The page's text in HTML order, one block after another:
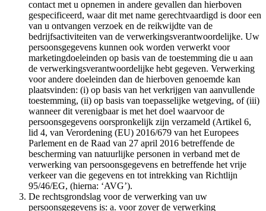
contact met u opnemen in andere gevallen dan hierboven
gespecificeerd, waar dit met name gerechtvaardigd is door een
van u ontvangen verzoek en de reikwijdte van de
bedrijfsactiviteiten van de verwerkingsverantwoordelijke. Uw
persoonsgegevens kunnen ook worden verwerkt voor
marketingdoeleinden op basis van de toestemming die u aan
de verwerkingsverantwoordelijke hebt gegeven. Verwerking
voor andere doeleinden dan de hierboven genoemde kan
plaatsvinden: (i) op basis van het verkrijgen van aanvullende
toestemming, (ii) op basis van toepasselijke wetgeving, of (iii)
wanneer dit verenigbaar is met het doel waarvoor de
persoonsgegevens oorspronkelijk zijn verzameld (Artikel 6,
lid 4, van Verordening (EU) 2016/679 van het Europees
Parlement en de Raad van 27 april 2016 betreffende de
bescherming van natuurlijke personen in verband met de
verwerking van persoonsgegevens en betreffende het vrije
verkeer van die gegevens en tot intrekking van Richtlijn
95/46/EG, (hierna: ‘AVG’).
De rechtsgrondslag voor de verwerking van uw
persoonsgegevens is: a. voor zover de verwerking